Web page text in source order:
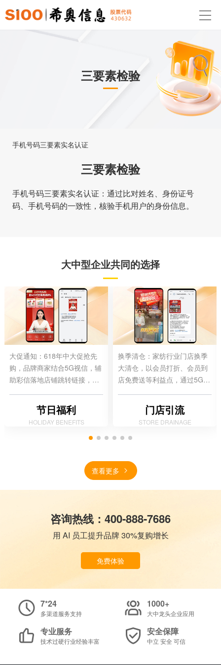
三要素检验
手机号码三要素实名认证
三要素检验
手机号码三要素实名认证：通过比对姓名、身份证号
码、手机号码的一致性，核验手机用户的身份信息。
大中型企业共同的选择
大促通知：618年中大促抢先
购，品牌商家结合5G视信，辅
助彩信落地店铺跳转链接，形
节日福利
HOLIDAY BENEFITS
换季清仓：家纺行业门店换季
大清仓，以会员打折、会员到
店免费送等利益点，通过5G视
优惠通知到会员用户。
门店引流
STORE DRAINAGE
查看更多
咨询热线：400-888-7686
用 AI 员工提升品牌 30%复购增长
免费体验
7*24
多渠道服务支持
专业服务
技术过硬行业经验丰富
1000+
大中龙头企业应用
安全保障
中立 安全 可信